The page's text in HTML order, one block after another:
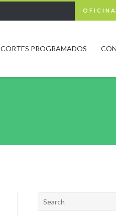
CORTES PROGRAMADOS
Search